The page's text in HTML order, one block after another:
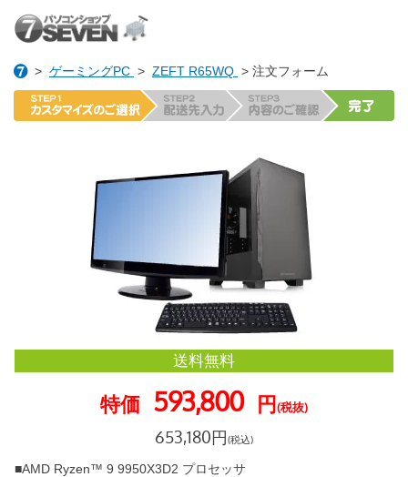
> ゲーミングPC > ZEFT R65WQ > 注文フォーム
送料無料
特価 593,800 円(税抜)
653,180円(税込)
■AMD Ryzen™ 9 9950X3D2 プロセッサ